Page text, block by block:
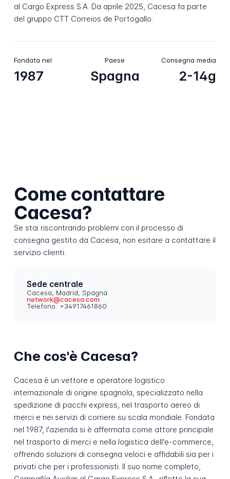
al Cargo Express S.A. Da aprile 2025, Cacesa fa parte
del gruppo CTT Correios de Portogallo.
Fondata nel
1987
Paese
Spagna
Consegna media
2-14g
Come contattare
Cacesa?
Se stai riscontrando problemi con il processo di
consegna gestito da Cacesa, non esitare a contattare il
servizio clienti.
Sede centrale
Cacesa, Madrid, Spagna
network@cacesa.com
Telefono: +34917461860
Che cos'è Cacesa?
Cacesa è un vettore e operatore logistico
internazionale di origine spagnola, specializzato nella
spedizione di pacchi express, nel trasporto aereo di
merci e nei servizi di corriere su scala mondiale. Fondata
nel 1987, l'azienda si è affermata come attore principale
nel trasporto di merci e nella logistica dell'e-commerce,
offrendo soluzioni di consegna veloci e affidabili sia per i
privati che per i professionisti. Il suo nome completo,